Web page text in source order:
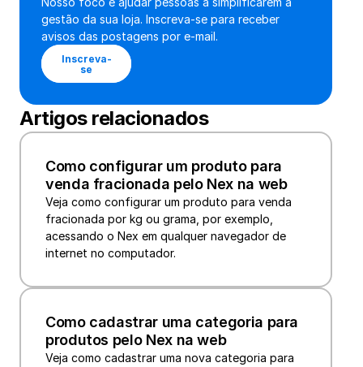
gestão da sua loja. Inscreva-se para receber
avisos das postagens por e-mail.
Inscreva-
se
Artigos relacionados
Como configurar um produto para
venda fracionada pelo Nex na web
Veja como configurar um produto para venda
fracionada por kg ou grama, por exemplo,
acessando o Nex em qualquer navegador de
internet no computador.
Como cadastrar uma categoria para
produtos pelo Nex na web
Veja como cadastrar uma nova categoria para